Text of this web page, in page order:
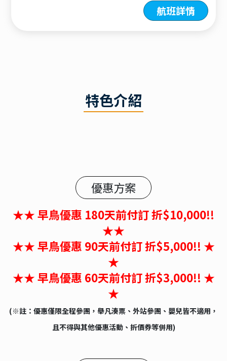
航班詳情
特色介紹
優惠方案
★★ 早鳥優惠 180天前付訂 折$10,000!!
★★
★★ 早鳥優惠 90天前付訂 折$5,000!! ★
★
★★ 早鳥優惠 60天前付訂 折$3,000!! ★
★
(※註：優惠僅限全程參團，舉凡湊票、外站參團、嬰兒皆不適用，
且不得與其他優惠活動、折價券等併用)